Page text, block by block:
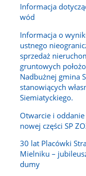
Informacja
wód
Informacja o
ustnego
sprzedaż
gruntowych
Nadbużnej gmina
stanowiących
Siemiatyckiego.
Otwarcie i
nowej części SP
30 lat Placówki
Mielniku –
dumy